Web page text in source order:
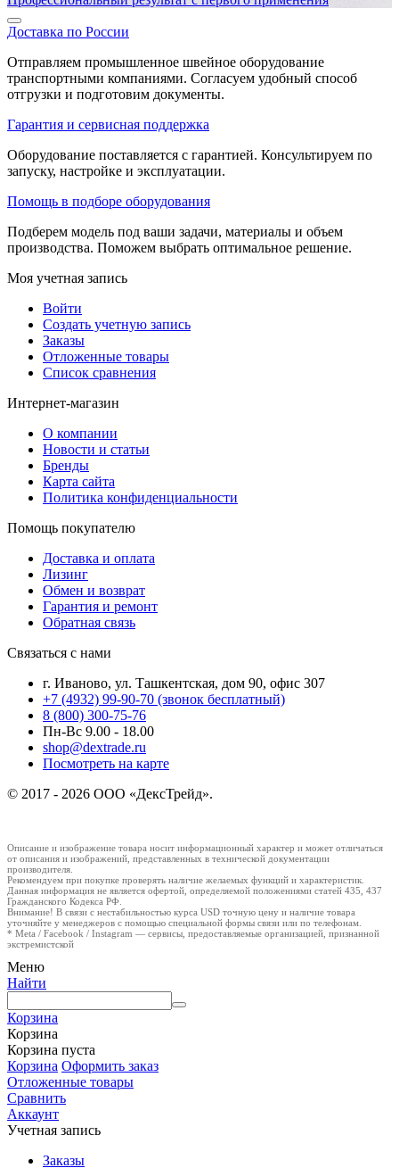
Доставка по России
Отправляем промышленное швейное оборудование
транспортными компаниями. Согласуем удобный способ
отгрузки и подготовим документы.
Гарантия и сервисная поддержка
Оборудование поставляется с гарантией. Консультируем по
запуску, настройке и эксплуатации.
Помощь в подборе оборудования
Подберем модель под ваши задачи, материалы и объем
производства. Поможем выбрать оптимальное решение.
Моя учетная запись
Войти
Создать учетную запись
Заказы
Отложенные товары
Список сравнения
Интернет-магазин
О компании
Новости и статьи
Бренды
Карта сайта
Политика конфиденциальности
Помощь покупателю
Доставка и оплата
Лизинг
Обмен и возврат
Гарантия и ремонт
Обратная связь
Связаться с нами
г. Иваново, ул. Ташкентская, дом 90, офис 307
+7 (4932) 99-90-70 (звонок бесплатный)
8 (800) 300-75-76
Пн-Вс 9.00 - 18.00
shop@dextrade.ru
Посмотреть на карте
© 2017 - 2026 ООО «ДексТрейд».
Описание и изображение товара носит информационный характер и может отличаться
от описания и изображений, представленных в технической документации
производителя.
Рекомендуем при покупке проверять наличие желаемых функций и характеристик.
Данная информация не является офертой, определяемой положениями статей 435, 437
Гражданского Кодекса РФ.
Внимание! В связи с нестабильностью курса USD точную цену и наличие товара
уточняйте у менеджеров с помощью специальной формы связи или по телефонам.
* Meta / Facebook / Instagram — сервисы, предоставляемые организацией, признанной
экстремистской
Меню
Найти
Корзина
Корзина
Корзина пуста
Корзина Оформить заказ
Отложенные товары
Сравнить
Аккаунт
Учетная запись
Заказы